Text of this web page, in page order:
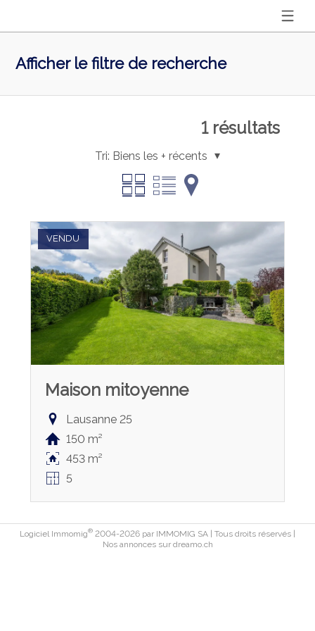
Afficher le filtre de recherche
1résultats
Tri: Biens les + récents
VENDU
Maison mitoyenne
Lausanne 25
150 m²
453 m²
5
Logiciel Immomig® 2004-2026 par IMMOMIG SA | Tous droits réservés |
Nos annonces sur dreamo.ch